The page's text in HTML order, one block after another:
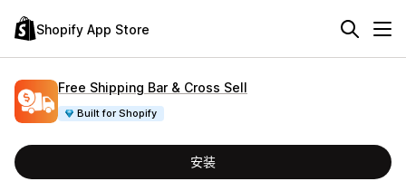
Shopify App Store
Free Shipping Bar & Cross Sell
Built for Shopify
安装